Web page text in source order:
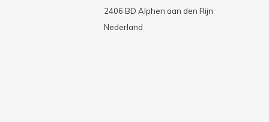
2406 BD Alphen aan den Rijn
Nederland